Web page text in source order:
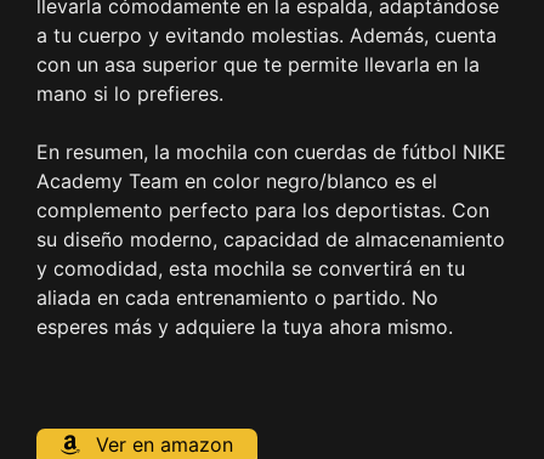
llevarla cómodamente en la espalda, adaptándose
a tu cuerpo y evitando molestias. Además, cuenta
con un asa superior que te permite llevarla en la
mano si lo prefieres.
En resumen, la mochila con cuerdas de fútbol NIKE
Academy Team en color negro/blanco es el
complemento perfecto para los deportistas. Con
su diseño moderno, capacidad de almacenamiento
y comodidad, esta mochila se convertirá en tu
aliada en cada entrenamiento o partido. No
esperes más y adquiere la tuya ahora mismo.
Ver en amazon